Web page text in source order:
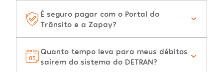
É seguro pagar com o Portal do
Trânsito e a Zapay?
Quanto tempo leva para meus débitos
saírem do sistema do DETRAN?